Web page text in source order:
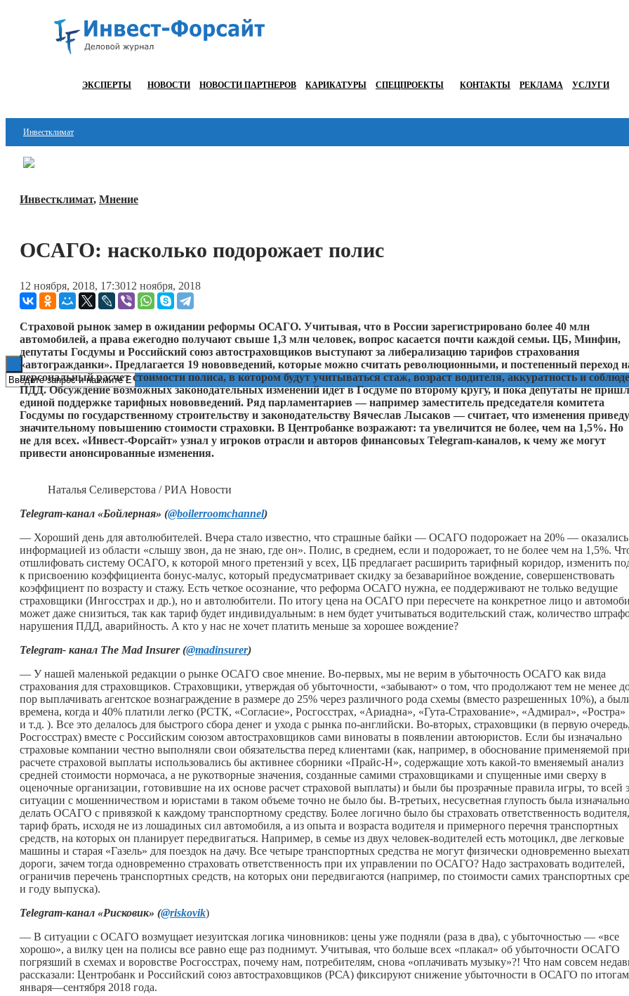
ЭКСПЕРТЫ НОВОСТИ НОВОСТИ ПАРТНЕРОВ КАРИКАТУРЫ СПЕЦПРОЕКТЫ КОНТАКТЫ РЕКЛАМА УСЛУГИ
Инвестклимат
Финансы
Стартапы
ESG
Книги
Инвестклимат, Мнение
ОСАГО: насколько подорожает полис
12 ноября, 2018, 17:3012 ноября, 2018
Страховой рынок замер в ожидании реформы ОСАГО. Учитывая, что в России зарегистрировано более 40 млн
автомобилей, а права ежегодно получают свыше 1,3 млн человек, вопрос касается почти каждой семьи. ЦБ, Минфин,
депутаты Госдумы и Российский союз автостраховщиков выступают за либерализацию тарифов страхования
«автогражданки». Предлагается 19 нововведений, которые можно считать революционными, и постепенный переход
персональный расчет стоимости полиса, в котором будут учитываться стаж, возраст водителя, аккуратность и
ПДД. Обсуждение возможных законодательных изменений идет в Госдуме по второму кругу, и пока депутаты не
единой поддержке тарифных нововведений. Ряд парламентариев — например заместитель председателя комитета
Госдумы по государственному строительству и законодательству Вячеслав Лысаков — считает, что изменения
значительному повышению стоимости страховки. В Центробанке возражают: та увеличится не более, чем на 1,5%. Но
не для всех. «Инвест-Форсайт» узнал у игроков отрасли и авторов финансовых Telegram-каналов, к чему же могут
привести анонсированные изменения.
Наталья Селиверстова / РИА Новости
Telegram-канал «Бойлерная» (@boilerroomchannel)
— Хороший день для автолюбителей. Вчера стало известно, что страшные байки — ОСАГО подорожает на 20% — оказались
информацией из области «слышу звон, да не знаю, где он». Полис, в среднем, если и подорожает, то не более чем на 1,5%.
отшлифовать систему ОСАГО, к которой много претензий у всех, ЦБ предлагает расширить тарифный коридор, изменить
к присвоению коэффициента бонус-малус, который предусматривает скидку за безаварийное вождение, совершенствовать
коэффициент по возрасту и стажу. Есть четкое осознание, что реформа ОСАГО нужна, ее поддерживают не только ведущие
страховщики (Ингосстрах и др.), но и автолюбители. По итогу цена на ОСАГО при пересчете на конкретное лицо и
может даже снизиться, так как тариф будет индивидуальным: в нем будет учитываться водительский стаж, количество
нарушения ПДД, аварийность. А кто у нас не хочет платить меньше за хорошее вождение?
Telegram- канал The Mad Insurer (@madinsurer)
— У нашей маленькой редакции о рынке ОСАГО свое мнение. Во-первых, мы не верим в убыточность ОСАГО как вида
страхования для страховщиков. Страховщики, утверждая об убыточности, «забывают» о том, что продолжают тем не менее
пор выплачивать агентское вознаграждение в размере до 25% через различного рода схемы (вместо разрешенных 10%), а
времена, когда и 40% платили легко (РСТК, «Согласие», Росгосстрах, «Ариадна», «Гута-Страхование», «Адмирал», «Ростра»
и т.д. ). Все это делалось для быстрого сбора денег и ухода с рынка по-английски. Во-вторых, страховщики (в первую очередь,
Росгосстрах) вместе с Российским союзом автостраховщиков сами виноваты в появлении автоюристов. Если бы изначально
страховые компании честно выполняли свои обязательства перед клиентами (как, например, в обоснование применяемой при
расчете страховой выплаты использовались бы активнее сборники «Прайс-Н», содержащие хоть какой-то вменяемый анализ
средней стоимости нормочаса, а не рукотворные значения, созданные самими страховщиками и спущенные ими сверху в
оценочные организации, готовившие на их основе расчет страховой выплаты) и были бы прозрачные правила игры, то всей
ситуации с мошенничеством и юристами в таком объеме точно не было бы. В-третьих, несусветная глупость была изначально
делать ОСАГО с привязкой к каждому транспортному средству. Более логично было бы страховать ответственность
тариф брать, исходя не из лошадиных сил автомобиля, а из опыта и возраста водителя и примерного перечня транспортных
средств, на которых он планирует передвигаться. Например, в семье из двух человек-водителей есть мотоцикл, две легковые
машины и старая «Газель» для поездок на дачу. Все четыре транспортных средства не могут физически одновременно
дороги, зачем тогда одновременно страховать ответственность при их управлении по ОСАГО? Надо застраховать водителей,
ограничив перечень транспортных средств, на которых они передвигаются (например, по стоимости самих транспортных
и году выпуска).
Telegram-канал «Рисковик» (@riskovik)
— В ситуации с ОСАГО возмущает иезуитская логика чиновников: цены уже подняли (раза в два), с убыточностью — «все
хорошо», а вилку цен на полисы все равно еще раз поднимут. Учитывая, что больше всех «плакал» об убыточности ОСАГО
погрязший в схемах и воровстве Росгосстрах, почему нам, потребителям, снова «оплачивать музыку»?! Что нам совсем
рассказали: Центробанк и Российский союз автостраховщиков (РСА) фиксируют снижение убыточности в ОСАГО по итогам
января—сентября 2018 года.